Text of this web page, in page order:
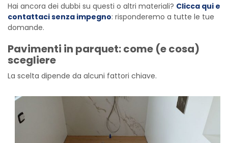
Hai ancora dei dubbi su questi o altri materiali? Clicca qui e
contattaci senza impegno: risponderemo a tutte le tue
domande.
Pavimenti in parquet: come (e cosa)
scegliere
La scelta dipende da alcuni fattori chiave.